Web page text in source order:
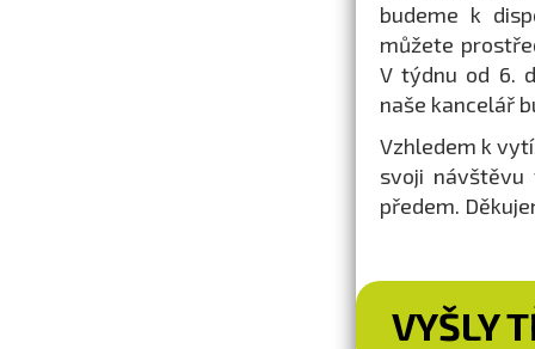
budeme k
můžete
V týdnu od 6.
naše kancelář
Vzhledem k
svoji návštěvu
předem.
VYŠLY